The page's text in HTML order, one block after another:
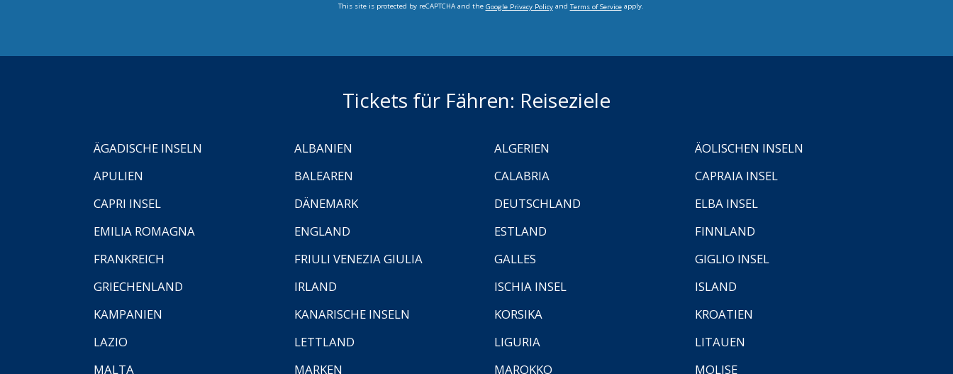
This site is protected by reCAPTCHA and the Google Privacy Policyand Terms of Serviceapply.
Tickets für Fähren: Reiseziele
ÄGADISCHE INSELN ALBANIEN ALGERIEN
ÄOLISCHEN INSELN
APULIEN
BALEAREN CALABRIA
CAPRAIA INSEL
CAPRI INSEL
DÄNEMARK DEUTSCHLAND
ELBA INSEL
EMILIA ROMAGNA
ENGLAND ESTLAND
FINNLAND
FRANKREICH
FRIULI VENEZIA GIULIA GALLES
GIGLIO INSEL
GRIECHENLAND
IRLAND ISCHIA INSEL
ISLAND
KAMPANIEN
KANARISCHE INSELN KORSIKA
KROATIEN
LAZIO
LETTLAND LIGURIA
LITAUEN
MALTA
MARKEN MAROKKO MOLISE